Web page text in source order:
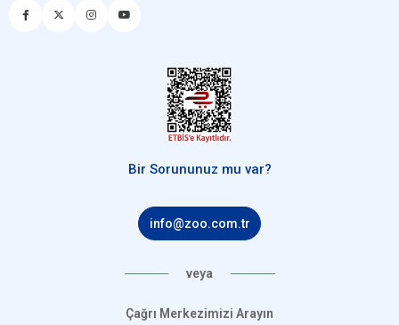
Bir Sorununuz mu var?
info@zoo.com.tr
veya
Çağrı Merkezimizi Arayın